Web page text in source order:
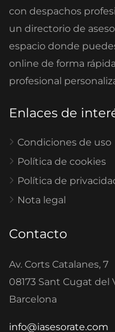
con despachos
un directorio de
espacio donde
online de forma
profesional
Enlaces de
Condiciones de uso
Política de cookies
Política de
Nota legal
Contacto
Av. Corts Catalanes, 7
08173 Sant Cugat del
Barcelona
info@iasesorate.com